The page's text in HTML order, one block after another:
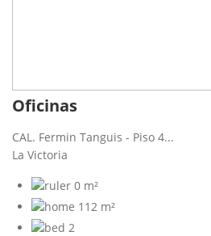
Oficinas
CAL. Fermin Tanguis - Piso 4...
La Victoria
0 m²
112 m²
2